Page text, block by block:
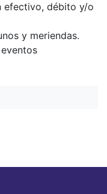
efectivo, débito y/o
y meriendas.